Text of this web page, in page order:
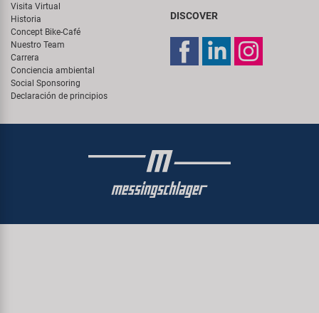
Visita Virtual
Historia
Concept Bike-Café
Nuestro Team
Carrera
Conciencia ambiental
Social Sponsoring
Declaración de principios
DISCOVER